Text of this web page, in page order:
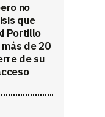
no
que
Portillo
de 20
de su